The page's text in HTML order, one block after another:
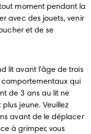
moment pendant la
avec des jouets, venir
et de se
lit avant l'âge de trois
comportementaux qui
de 3 ans au lit ne
jeune. Veuillez
avant de le déplacer
à grimper, vous